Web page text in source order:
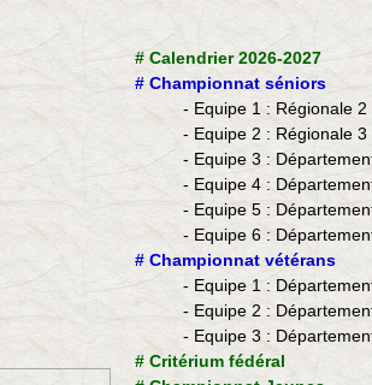
# Calendrier 2026-2027
# Championnat séniors
- Equipe 1 : Régionale 2
- Equipe 2 : Régionale 3
- Equipe 3 :
- Equipe 4 :
- Equipe 5 :
- Equipe 6 :
​# Championnat vétérans
- ​Equipe 1 :
- Equipe 2 :
- Equipe 3 :
# Critérium fédéral